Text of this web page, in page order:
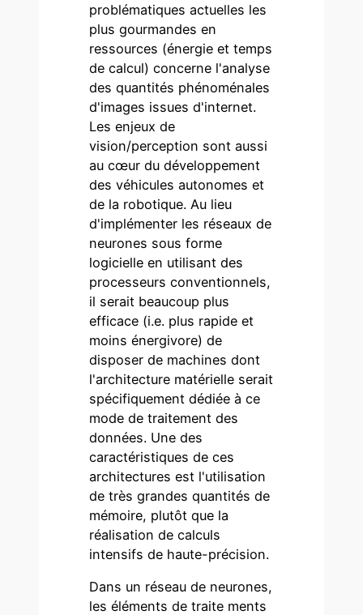
problématiques actuelles les
plus gourmandes en
ressources (énergie et temps
de calcul) concerne l'analyse
des quantités phénoménales
d'images issues d'internet.
Les enjeux de
vision/perception sont aussi
au cœur du développement
des véhicules autonomes et
de la robotique. Au lieu
d'implémenter les réseaux de
neurones sous forme
logicielle en utilisant des
processeurs conventionnels,
il serait beaucoup plus
efficace (i.e. plus rapide et
moins énergivore) de
disposer de machines dont
l'architecture matérielle serait
spécifiquement dédiée à ce
mode de traitement des
données. Une des
caractéristiques de ces
architectures est l'utilisation
de très grandes quantités de
mémoire, plutôt que la
réalisation de calculs
intensifs de haute-précision.
Dans un réseau de neurones,
les éléments de traite ments